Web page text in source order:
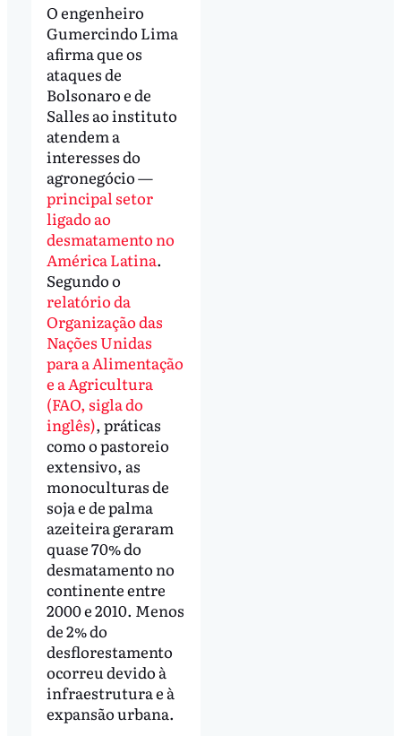
O engenheiro
Gumercindo Lima
afirma que os
ataques de
Bolsonaro e de
Salles ao instituto
atendem a
interesses do
agronegócio —
principal setor
ligado ao
desmatamento no
América Latina.
Segundo o
relatório da
Organização das
Nações Unidas
para a Alimentação
e a Agricultura
(FAO, sigla do
inglês), práticas
como o pastoreio
extensivo, as
monoculturas de
soja e de palma
azeiteira geraram
quase 70% do
desmatamento no
continente entre
2000 e 2010. Menos
de 2% do
desflorestamento
ocorreu devido à
infraestrutura e à
expansão urbana.